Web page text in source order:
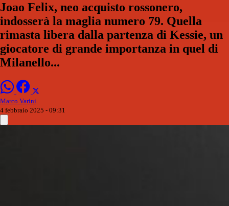
Joao Felix, neo acquisto rossonero,
indosserà la maglia numero 79. Quella
rimasta libera dalla partenza di Kessie, un
giocatore di grande importanza in quel di
Milanello...
Marco Varini
4 febbraio 2025 - 09:31